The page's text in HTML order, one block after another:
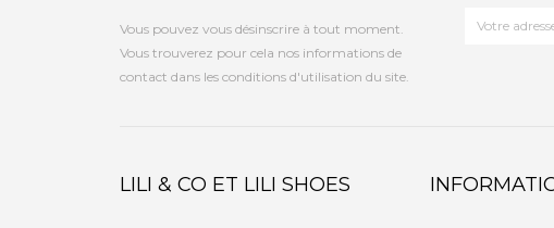
Vous pouvez vous désinscrire à tout moment.
Vous trouverez pour cela nos informations de
contact dans les conditions d'utilisation du site.
LILI & CO ET LILI SHOES